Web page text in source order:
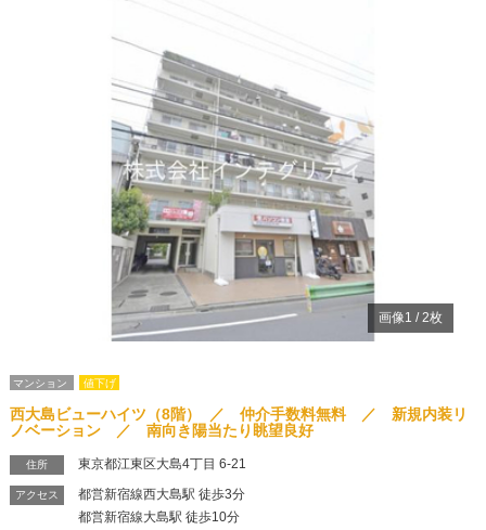
Previous
画像1 /2枚
マンション 値下げ
西大島ビューハイツ（8階） ／ 仲介手数料無料 ／ 新規内装リ
ノベーション ／ 南向き陽当たり眺望良好
住所 東京都江東区大島4丁目 6-21
アクセス
都営新宿線西大島駅 徒歩3分
都営新宿線大島駅 徒歩10分